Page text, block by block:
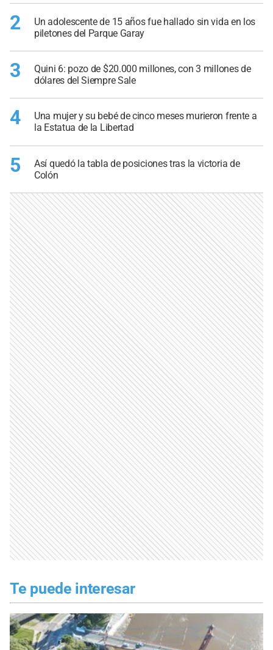
2
Un adolescente de 15 años fue hallado sin vida en los
piletones del Parque Garay
3
Quini 6: pozo de $20.000 millones, con 3 millones de
dólares del Siempre Sale
4
Una mujer y su bebé de cinco meses murieron frente a
la Estatua de la Libertad
5
Así quedó la tabla de posiciones tras la victoria de
Colón
Te puede interesar